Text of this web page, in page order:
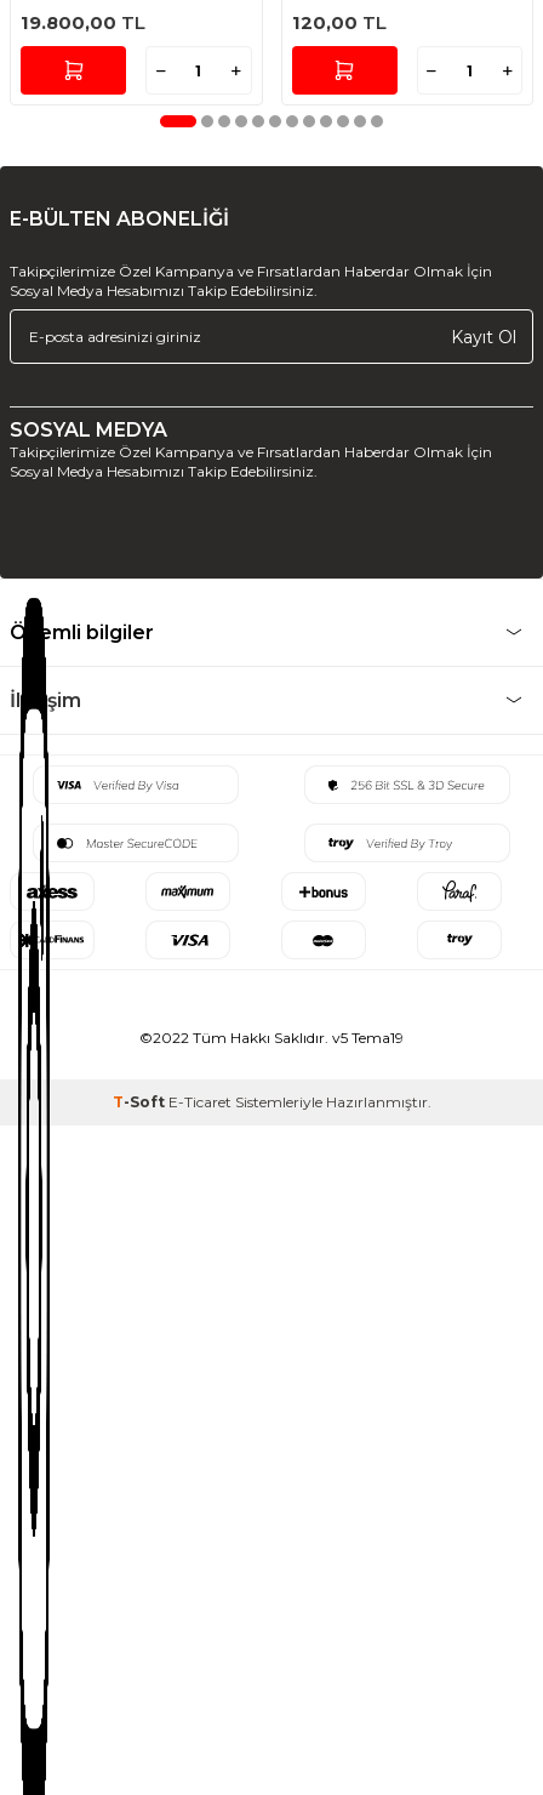
19.800,00 TL 120,00 TL
E-BÜLTEN ABONELİĞİ
Takipçilerimize Özel Kampanya ve Fırsatlardan Haberdar Olmak İçin
Sosyal Medya Hesabımızı Takip Edebilirsiniz.
Kayıt Ol
SOSYAL MEDYA
Takipçilerimize Özel Kampanya ve Fırsatlardan Haberdar Olmak İçin
Sosyal Medya Hesabımızı Takip Edebilirsiniz.
Önemli bilgiler
İletişim
©2022 Tüm Hakkı Saklıdır. v5 Tema19
T-Soft E-Ticaret Sistemleriyle Hazırlanmıştır.